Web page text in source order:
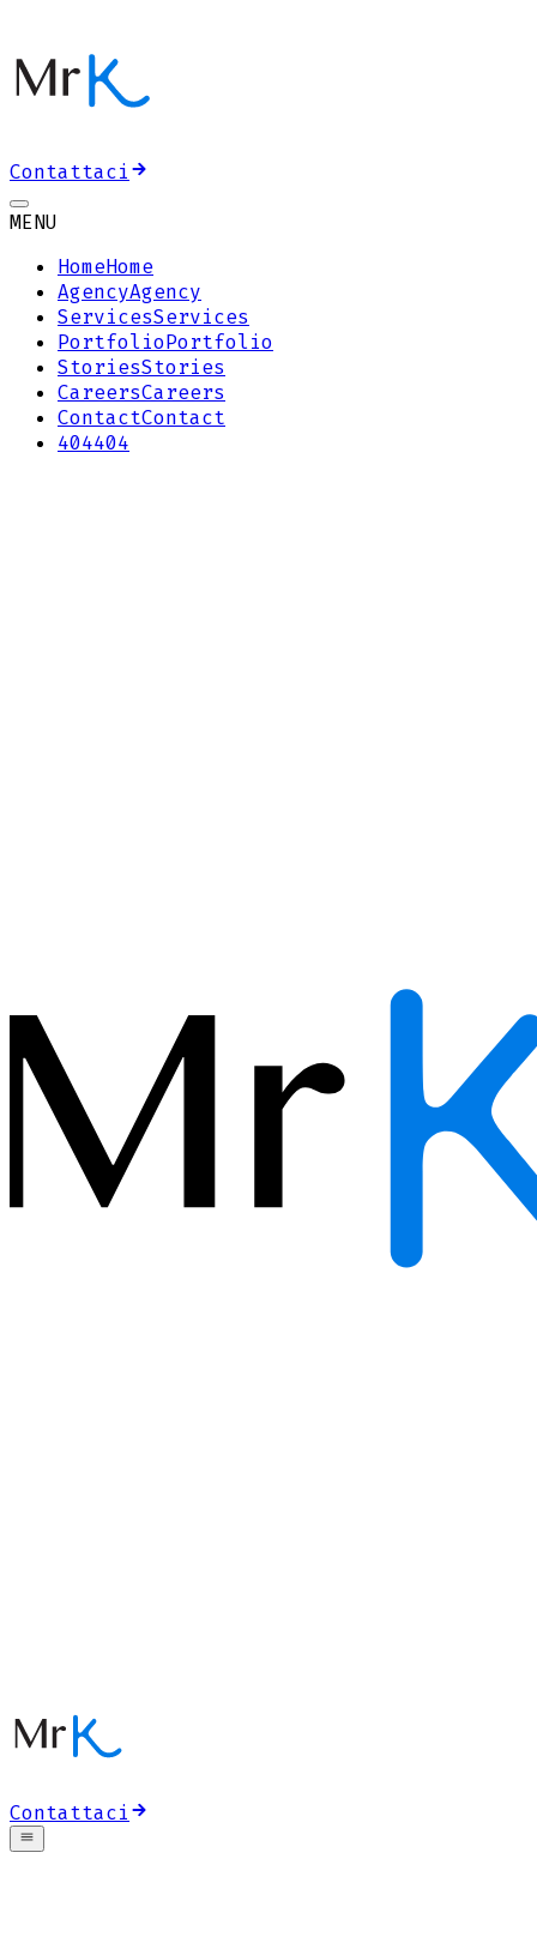
Contattaci
MENU
HomeHome
AgencyAgency
ServicesServices
PortfolioPortfolio
StoriesStories
CareersCareers
ContactContact
404404
Contattaci